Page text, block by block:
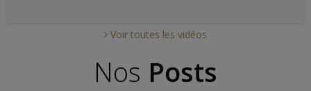
Voir toutes les vidéos
Nos Posts